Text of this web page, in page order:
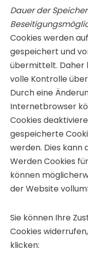
Dauer der
Cookies werden
gespeichert und
übermittelt. Daher
volle Kontrolle
Durch eine
Internetbrowser
Cookies
gespeicherte
werden. Dies kann
Werden Cookies
können
der Website
Sie können Ihre
Cookies
klicken: